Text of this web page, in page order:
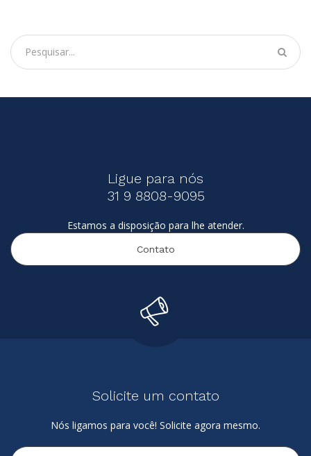
Ligue para nós
31 9 8808-9095
Estamos a disposição para lhe atender.
Contato
Solicite um contato
Nós ligamos para você! Solicite agora mesmo.